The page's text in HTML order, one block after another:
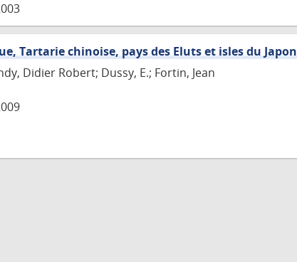
Tartarie chinoise, pays des Eluts et isles du Japon
Didier Robert; Dussy, E.; Fortin, Jean